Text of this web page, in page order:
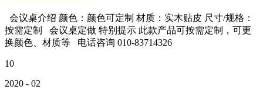
会议桌介绍 颜色：颜色可定制 材质：实木贴皮 尺寸/规格：
按需定制 会议桌定做 特别提示 此款产品可按需定制，可更
换颜色、材质等 电话咨询 010-83714326
10
2020 - 02